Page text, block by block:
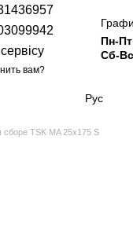
вам?
Пн-Пт
Сб-Вс
Рус
TSK MA 25x175 S